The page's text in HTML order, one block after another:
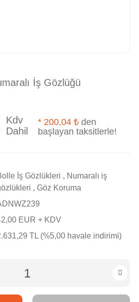
İş Gözlüğü
Kdv
Dahil
* 200,04 ₺ den
başlayan taksitlerle!
İş Gözlükleri , Numaralı iş
, Göz Koruma
EUR + KDV
TL (%5,00 havale indirimi)